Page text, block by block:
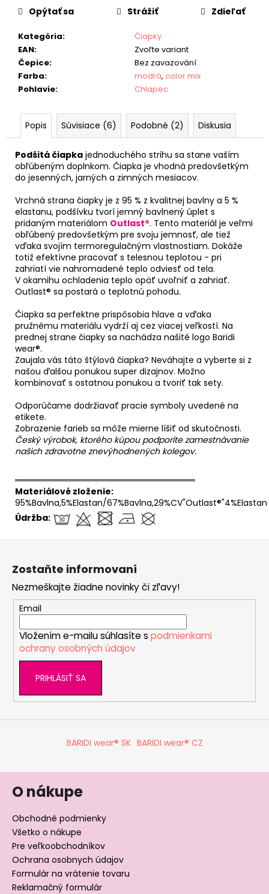
Kategória:
Čiapky
EAN:
Zvoľte variant
Čepice:
Bez zavazování
Farba: modrá, color mix
Pohlavie: Chlapec
Opýtať sa Strážiť Zdieľať
Popis Súvisiace (6) Podobné (2) Diskusia
Podšitá čiapka jednoduchého strihu sa stane vaším
obľúbeným doplnkom. Čiapka je vhodná predovšetkým
do jesenných, jarných a zimných mesiacov.
Vrchná strana čiapky je z 95 % z kvalitnej bavlny a 5 %
elastanu, podšívku tvorí jemný bavlnený úplet s
pridaným materiálom Outlast®. Tento materiál je veľmi
obľúbený predovšetkým pre svoju jemnosť, ale tiež
vďaka svojím termoregulačným vlastnostiam. Dokáže
totiž efektívne pracovať s telesnou teplotou - pri
zahriatí vie nahromadené teplo odviesť od tela.
V okamihu ochladenia teplo opäť uvoľniť a zahriať.
Outlast® sa postará o teplotnú pohodu.
Čiapka sa perfektne prispôsobia hlave a vďaka
pružnému materiálu vydrží aj cez viacej veľkostí. Na
prednej strane čiapky sa nachádza našité logo Baridi
wear®.
Zaujala vás táto štýlová čiapka? Neváhajte a vyberte si z
našou ďalšou ponukou super dizajnov. Možno
kombinovať s ostatnou ponukou a tvoriť tak sety.
Odporúčame dodržiavať pracie symboly uvedené na
etikete.
Zobrazenie farieb sa môže mierne líšiť od skutočnosti.
Český výrobok, ktorého kúpou podporíte zamestnávanie
našich zdravotne znevýhodnených kolegov.
══════════════════════════════
Materiálové zloženie:
95%Bavlna,5%Elastan/67%Bavlna,29%CV"Outlast®"4%Elastan
Údržba:
Zostaňte informovaní
Nezmeškajte žiadne novinky či zľavy!
Email
Vložením e-mailu súhlasíte s podmienkami
ochrany osobných údajov
PRIHLÁSIŤ SA
BARIDI wear® SK BARIDI wear® CZ
O nákupe
Obchodné podmienky
Všetko o nákupe
Pre veľkoobchodníkov
Ochrana osobnych údajov
Formulár na vrátenie tovaru
Reklamačný formulár